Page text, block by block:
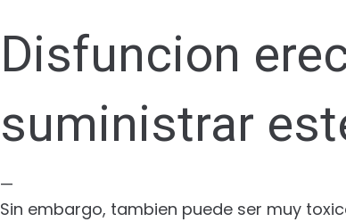
Disfuncion
suministrar
—
Sin embargo, tambien puede ser muy